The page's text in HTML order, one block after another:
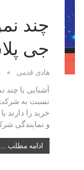
چند
جی
هادی قدمی
آشنایی با چند
نسبت به شرکت
خرید را دارند
و نمایندگی
ادامه مطلب ...